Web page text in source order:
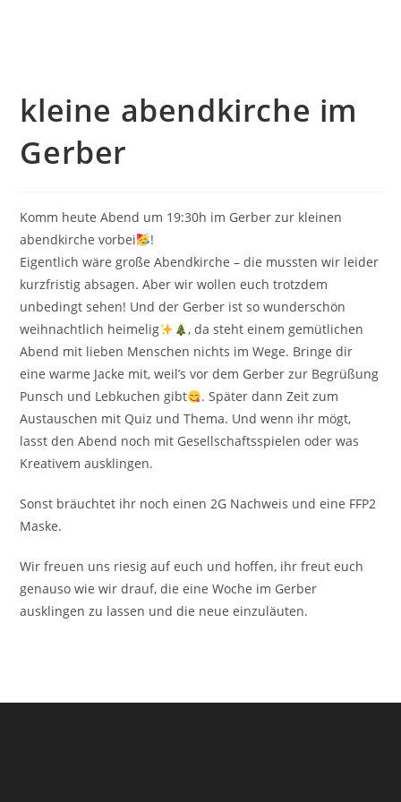
kleine abendkirche im
Gerber
Komm heute Abend um 19:30h im Gerber zur kleinen
abendkirche vorbei
!
Eigentlich wäre große Abendkirche – die mussten wir leider
kurzfristig absagen. Aber wir wollen euch trotzdem
unbedingt sehen! Und der Gerber ist so wunderschön
weihnachtlich heimelig
, da steht einem gemütlichen
Abend mit lieben Menschen nichts im Wege. Bringe dir
eine warme Jacke mit, weil’s vor dem Gerber zur Begrüßung
Punsch und Lebkuchen gibt
. Später dann Zeit zum
Austauschen mit Quiz und Thema. Und wenn ihr mögt,
lasst den Abend noch mit Gesellschaftsspielen oder was
Kreativem ausklingen.
Sonst bräuchtet ihr noch einen 2G Nachweis und eine FFP2
Maske.
Wir freuen uns riesig auf euch und hoffen, ihr freut euch
genauso wie wir drauf, die eine Woche im Gerber
ausklingen zu lassen und die neue einzuläuten.